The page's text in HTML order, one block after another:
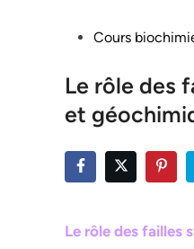
PostedCours
Le rôle des
et
Le rôle des failles